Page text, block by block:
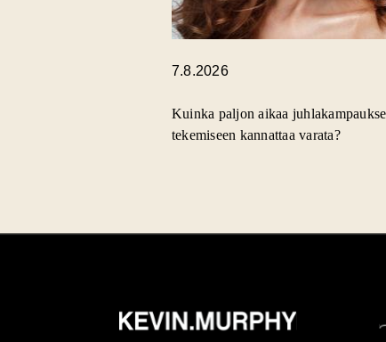
7.8.2026
Kuinka paljon aikaa
tekemiseen kannattaa varata?